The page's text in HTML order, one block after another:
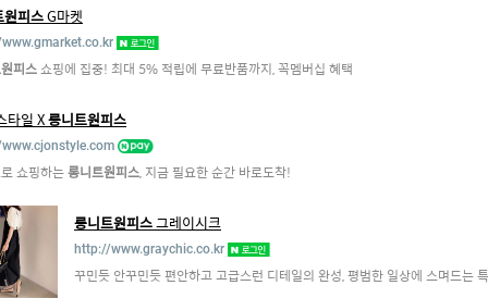
피스G마켓
피스쇼핑에 집중! 최대 5% 적립에 무료반품까지, 꼭멤버십 혜택
타일 X롱니트원피스
쇼핑하는롱니트원피스, 지금 필요한 순간 바로도착!
롱니트원피스그레이시크
http://www.graychic.co.kr
꾸민듯 안꾸민듯 편안하고 고급스런 디테일의 완성, 평범한 일상에 스며드는